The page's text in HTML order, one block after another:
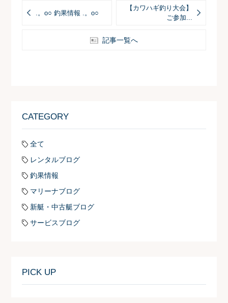
.。o○ 釣果情報 .。o○
【カワハギ釣り大会】
ご参加...
記事一覧へ
CATEGORY
全て
レンタルブログ
釣果情報
マリーナブログ
新艇・中古艇ブログ
サービスブログ
PICK UP